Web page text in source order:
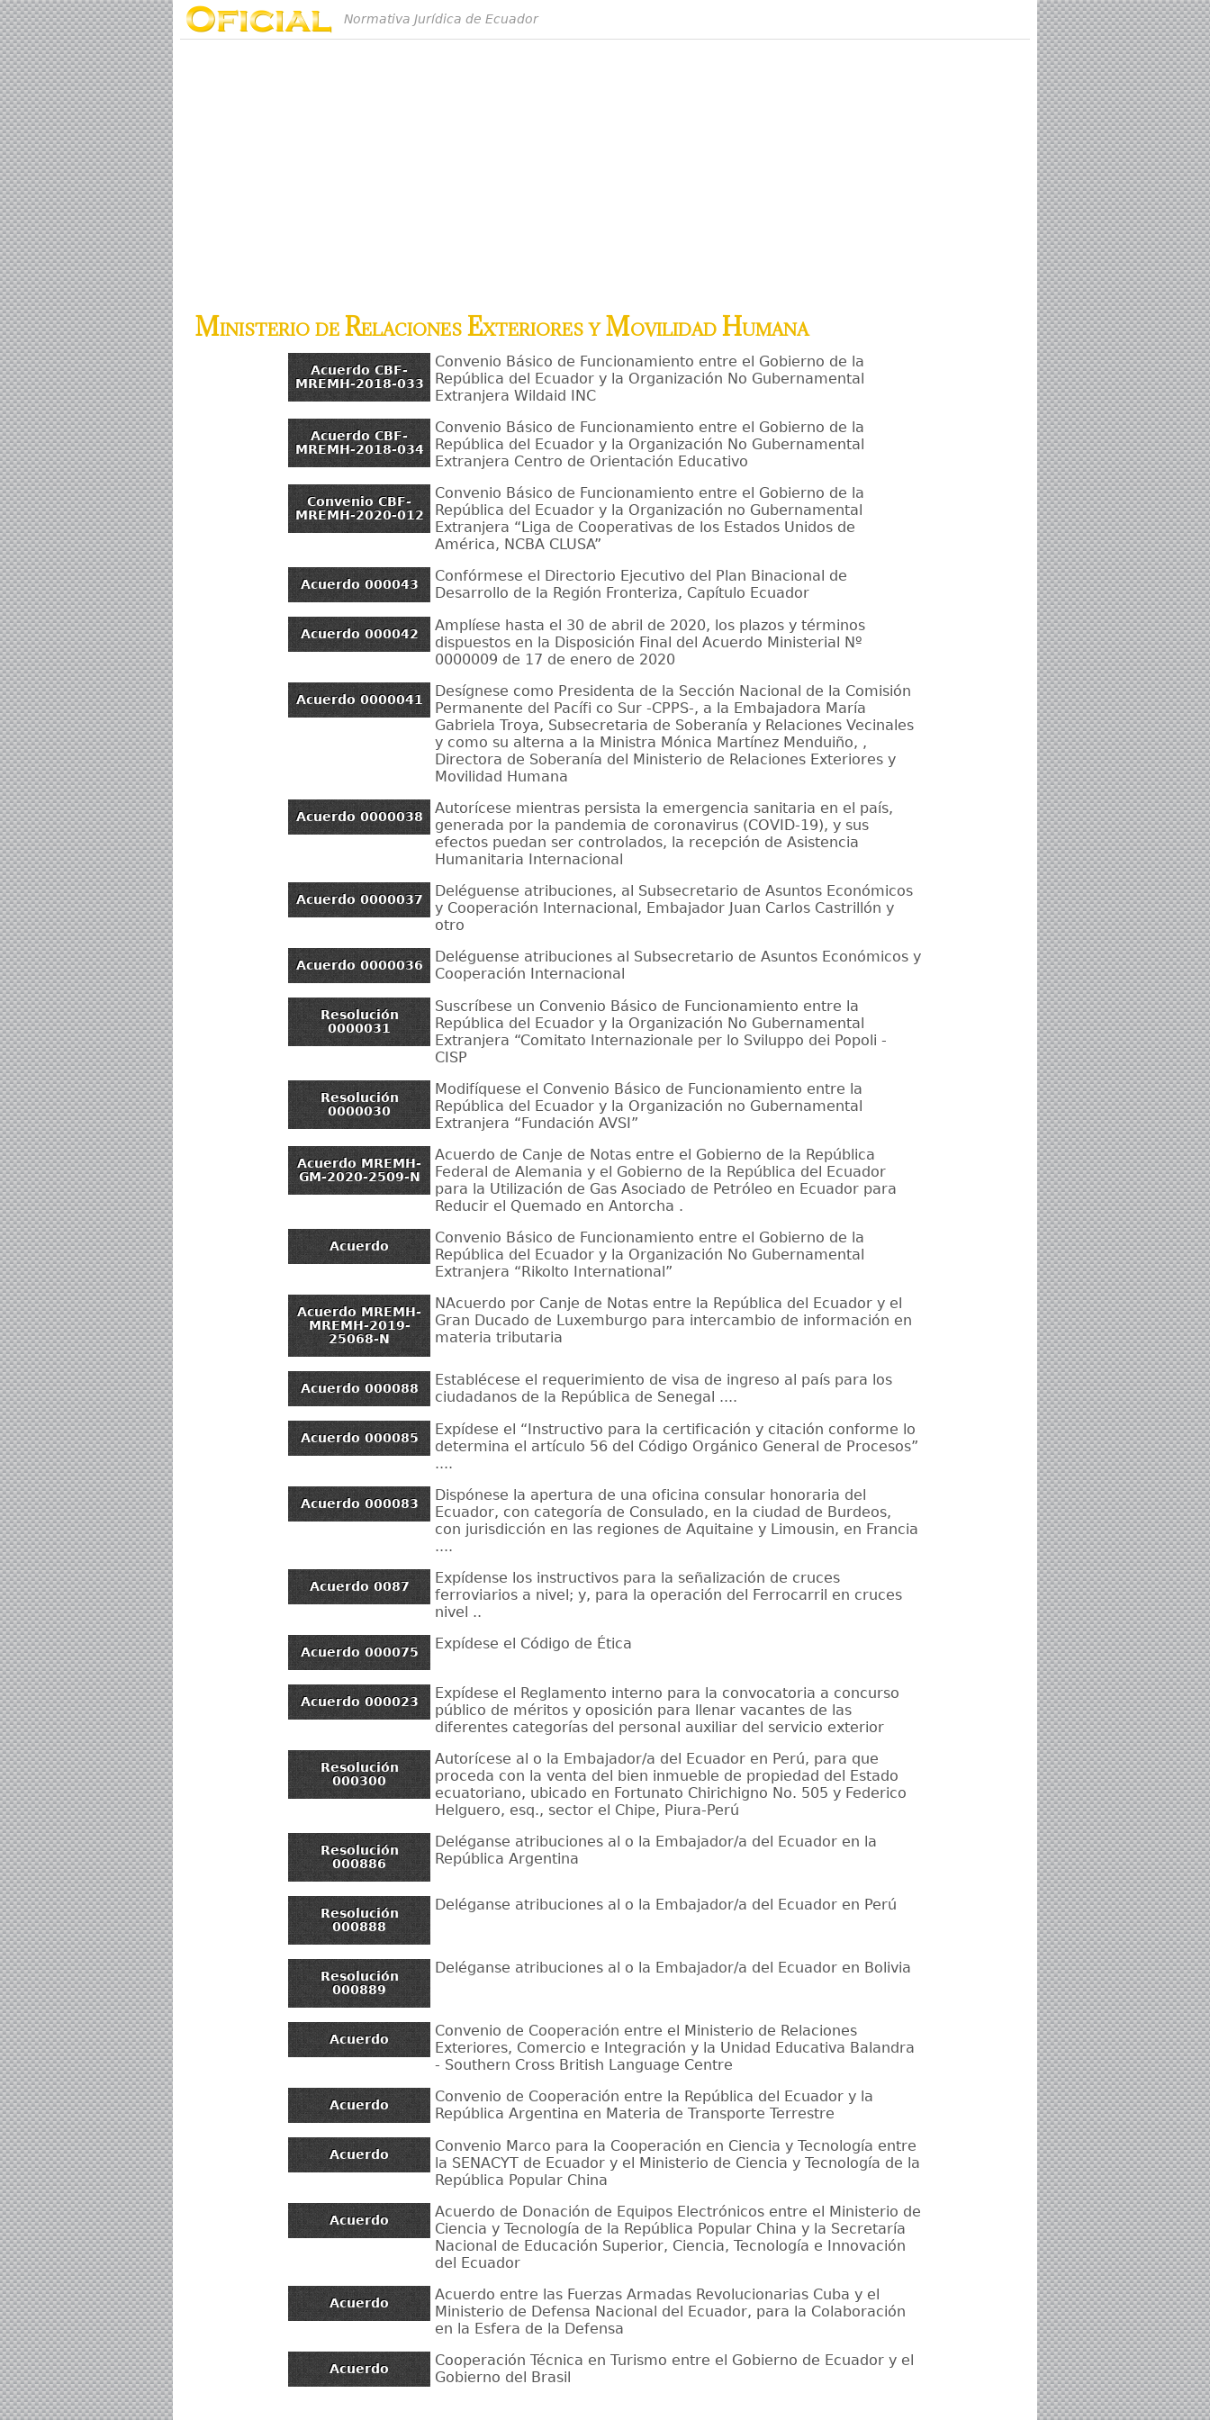
Normativa Jurídica de Ecuador
Ministerio de Relaciones Exteriores y Movilidad Humana
Acuerdo CBF-
MREMH-2018-033
Convenio Básico de Funcionamiento entre el Gobierno de la
República del Ecuador y la Organización No Gubernamental
Extranjera Wildaid INC
Acuerdo CBF-
MREMH-2018-034
Convenio Básico de Funcionamiento entre el Gobierno de la
República del Ecuador y la Organización No Gubernamental
Extranjera Centro de Orientación Educativo
Convenio CBF-
MREMH-2020-012
Convenio Básico de Funcionamiento entre el Gobierno de la
República del Ecuador y la Organización no Gubernamental
Extranjera “Liga de Cooperativas de los Estados Unidos de
América, NCBA CLUSA”
Acuerdo 000043
Confórmese el Directorio Ejecutivo del Plan Binacional de
Desarrollo de la Región Fronteriza, Capítulo Ecuador
Acuerdo 000042
Amplíese hasta el 30 de abril de 2020, los plazos y términos
dispuestos en la Disposición Final del Acuerdo Ministerial Nº
0000009 de 17 de enero de 2020
Acuerdo 0000041
Desígnese como Presidenta de la Sección Nacional de la Comisión
Permanente del Pacífi co Sur -CPPS-, a la Embajadora María
Gabriela Troya, Subsecretaria de Soberanía y Relaciones Vecinales
y como su alterna a la Ministra Mónica Martínez Menduiño, ,
Directora de Soberanía del Ministerio de Relaciones Exteriores y
Movilidad Humana
Acuerdo 0000038
Autorícese mientras persista la emergencia sanitaria en el país,
generada por la pandemia de coronavirus (COVID-19), y sus
efectos puedan ser controlados, la recepción de Asistencia
Humanitaria Internacional
Acuerdo 0000037
Deléguense atribuciones, al Subsecretario de Asuntos Económicos
y Cooperación Internacional, Embajador Juan Carlos Castrillón y
otro
Acuerdo 0000036
Deléguense atribuciones al Subsecretario de Asuntos Económicos y
Cooperación Internacional
Resolución
0000031
Suscríbese un Convenio Básico de Funcionamiento entre la
República del Ecuador y la Organización No Gubernamental
Extranjera “Comitato Internazionale per lo Sviluppo dei Popoli -
CISP
Resolución
0000030
Modifíquese el Convenio Básico de Funcionamiento entre la
República del Ecuador y la Organización no Gubernamental
Extranjera “Fundación AVSI”
Acuerdo MREMH-
GM-2020-2509-N
Acuerdo de Canje de Notas entre el Gobierno de la República
Federal de Alemania y el Gobierno de la República del Ecuador
para la Utilización de Gas Asociado de Petróleo en Ecuador para
Reducir el Quemado en Antorcha .
Acuerdo
Convenio Básico de Funcionamiento entre el Gobierno de la
República del Ecuador y la Organización No Gubernamental
Extranjera “Rikolto International”
Acuerdo MREMH-
MREMH-2019-
25068-N
NAcuerdo por Canje de Notas entre la República del Ecuador y el
Gran Ducado de Luxemburgo para intercambio de información en
materia tributaria
Acuerdo 000088
Establécese el requerimiento de visa de ingreso al país para los
ciudadanos de la República de Senegal ....
Acuerdo 000085
Expídese el “Instructivo para la certificación y citación conforme lo
determina el artículo 56 del Código Orgánico General de Procesos”
....
Acuerdo 000083
Dispónese la apertura de una oficina consular honoraria del
Ecuador, con categoría de Consulado, en la ciudad de Burdeos,
con jurisdicción en las regiones de Aquitaine y Limousin, en Francia
....
Acuerdo 0087
Expídense los instructivos para la señalización de cruces
ferroviarios a nivel; y, para la operación del Ferrocarril en cruces
nivel ..
Acuerdo 000075 Expídese el Código de Ética
Acuerdo 000023
Expídese el Reglamento interno para la convocatoria a concurso
público de méritos y oposición para llenar vacantes de las
diferentes categorías del personal auxiliar del servicio exterior
Resolución
000300
Autorícese al o la Embajador/a del Ecuador en Perú, para que
proceda con la venta del bien inmueble de propiedad del Estado
ecuatoriano, ubicado en Fortunato Chirichigno No. 505 y Federico
Helguero, esq., sector el Chipe, Piura-Perú
Resolución
000886
Deléganse atribuciones al o la Embajador/a del Ecuador en la
República Argentina
Resolución
000888
Deléganse atribuciones al o la Embajador/a del Ecuador en Perú
Resolución
000889
Deléganse atribuciones al o la Embajador/a del Ecuador en Bolivia
Acuerdo
Convenio de Cooperación entre el Ministerio de Relaciones
Exteriores, Comercio e Integración y la Unidad Educativa Balandra
- Southern Cross British Language Centre
Acuerdo
Convenio de Cooperación entre la República del Ecuador y la
República Argentina en Materia de Transporte Terrestre
Acuerdo
Convenio Marco para la Cooperación en Ciencia y Tecnología entre
la SENACYT de Ecuador y el Ministerio de Ciencia y Tecnología de la
República Popular China
Acuerdo
Acuerdo de Donación de Equipos Electrónicos entre el Ministerio de
Ciencia y Tecnología de la República Popular China y la Secretaría
Nacional de Educación Superior, Ciencia, Tecnología e Innovación
del Ecuador
Acuerdo
Acuerdo entre las Fuerzas Armadas Revolucionarias Cuba y el
Ministerio de Defensa Nacional del Ecuador, para la Colaboración
en la Esfera de la Defensa
Acuerdo
Cooperación Técnica en Turismo entre el Gobierno de Ecuador y el
Gobierno del Brasil